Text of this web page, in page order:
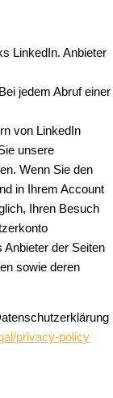
LinkedIn. Anbieter
jedem Abruf einer
von LinkedIn
unsere
Wenn Sie den
in Ihrem Account
Ihren Besuch
der Seiten
sowie deren
privacy-policy